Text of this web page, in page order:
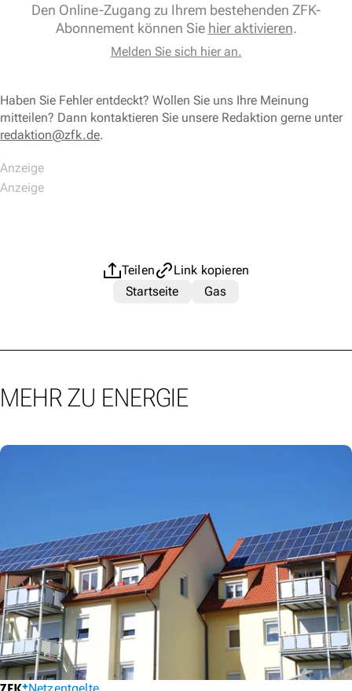
Den Online-Zugang zu Ihrem bestehenden ZFK-
Abonnement können Sie hier aktivieren.
Melden Sie sich hier an.
Haben Sie Fehler entdeckt? Wollen Sie uns Ihre Meinung
mitteilen? Dann kontaktieren Sie unsere Redaktion gerne unter
redaktion@zfk.de.
Teilen
Link kopieren
Startseite
Gas
MEHR ZU ENERGIE